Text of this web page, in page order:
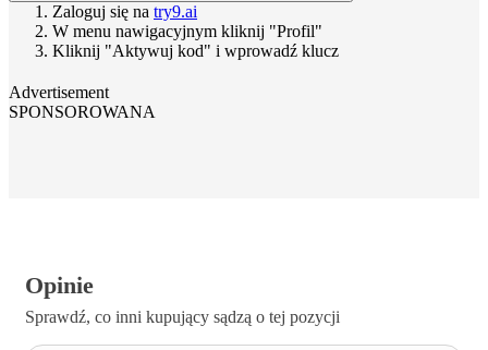
Zaloguj się na try9.ai
W menu nawigacyjnym kliknij "Profil"
Kliknij "Aktywuj kod" i wprowadź klucz
Advertisement
SPONSOROWANA
Opinie
Sprawdź, co inni kupujący sądzą o tej pozycji